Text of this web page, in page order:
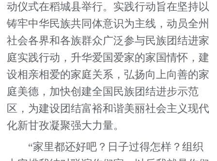
动仪式在稻城县举行。实践行动旨在坚持以
铸牢中华民族共同体意识为主线，动员全州
社会各界和各族群众广泛参与民族团结进家
庭实践行动，升华爱国爱家的家国情怀，建
设相亲相爱的家庭关系，弘扬向上向善的家
庭美德，加快创建全国民族团结进步示范
区，为建设团结富裕和谐美丽社会主义现代
化新甘孜凝聚强大力量。
“家里都还好吧？日子过得怎样？组织